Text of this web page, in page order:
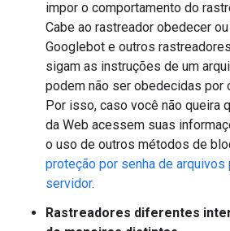
impor o comportamento do
Cabe ao rastreador obedecer
Googlebot e outros
sigam as instruções de um
podem não ser obedecidas por
Por isso, caso você não queira
da Web acessem suas
o uso de outros métodos de
proteção por senha de
servidor.
Rastreadores diferentes